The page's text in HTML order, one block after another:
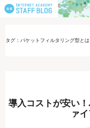
タグ：パケットフィルタリング型とは
導入コストが安い
ァ